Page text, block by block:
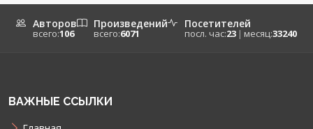
Авторов
всего:106
Произведений
всего:6071
Посетителей
посл. час:23 | месяц:33240
ВАЖНЫЕ ССЫЛКИ